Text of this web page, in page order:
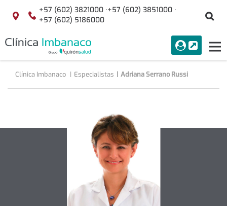
Saltar al contenido
Localización
+57 (602) 3821000 ·+57 (602) 3851000 ·
+57 (602) 5186000
menuAcceso
Buscar
Clínica Imbanaco Especialistas Adriana Serrano Russi